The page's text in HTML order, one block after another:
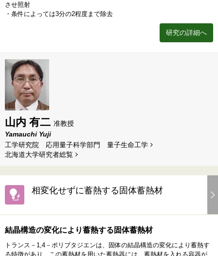
させ照射
・条件によっては3分の2程度まで除去
研究の詳細へ
山内 有二 准教授
Yamauchi Yuji
工学研究院 応用量子科学部門 量子生命工学
北海道⼤学研究者総覧
相変化せずに蓄熱する固体蓄熱材
結晶構造の変化により蓄熱する固体蓄熱材
トランス－1,4－ポリブタジエンは、固体の結晶構造の変化により蓄熱す
る特徴があり、この蓄熱材を用いた蓄熱器には、蓄熱材を入れる容器が